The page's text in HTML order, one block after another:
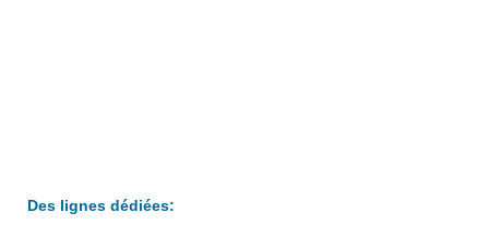
Des lignes dédiées: